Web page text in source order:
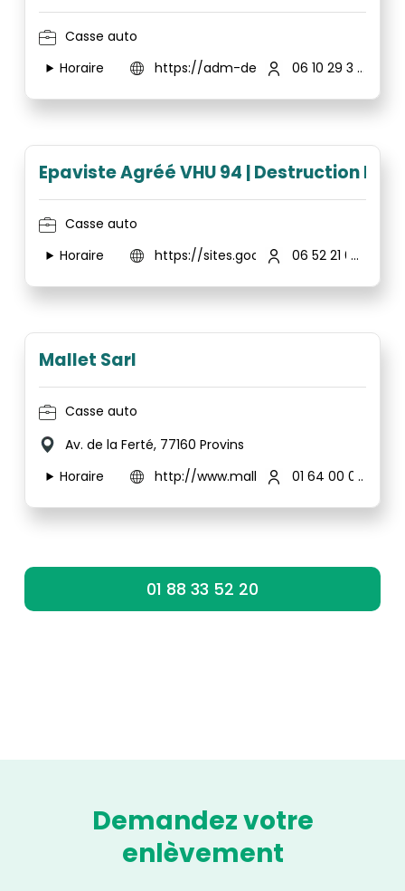
Casse auto
Horaire
https://adm-depannage.fr/06 10 29 30 04
Epaviste Agréé VHU 94 | Destruction
Casse auto
Horaire
https://sites.google.com/view/
06 52 21 64 51
Mallet Sarl
Casse auto
Av. de la Ferté, 77160 Provins
Horaire
http://www.mallet-casse-auto.com/
01 64 00 06 63
01 88 33 52 20
Demandez votre
enlèvement